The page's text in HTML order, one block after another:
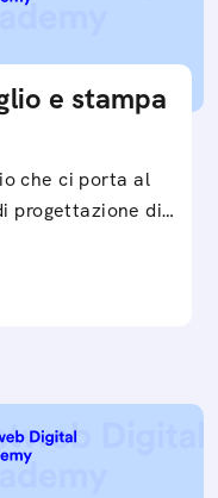
e stampa
che ci porta al
progettazione di